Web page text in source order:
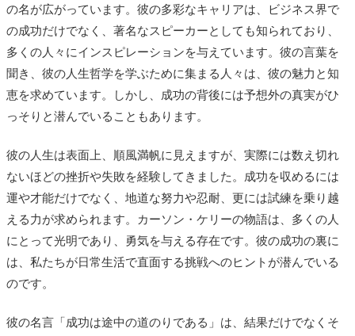
の名が広がっています。彼の多彩なキャリアは、ビジネス界で
の成功だけでなく、著名なスピーカーとしても知られており、
多くの人々にインスピレーションを与えています。彼の言葉を
聞き、彼の人生哲学を学ぶために集まる人々は、彼の魅力と知
恵を求めています。しかし、成功の背後には予想外の真実がひ
っそりと潜んでいることもあります。
彼の人生は表面上、順風満帆に見えますが、実際には数え切れ
ないほどの挫折や失敗を経験してきました。成功を収めるには
運や才能だけでなく、地道な努力や忍耐、更には試練を乗り越
える力が求められます。カーソン・ケリーの物語は、多くの人
にとって光明であり、勇気を与える存在です。彼の成功の裏に
は、私たちが日常生活で直面する挑戦へのヒントが潜んでいる
のです。
彼の名言「成功は途中の道のりである」は、結果だけでなくそ